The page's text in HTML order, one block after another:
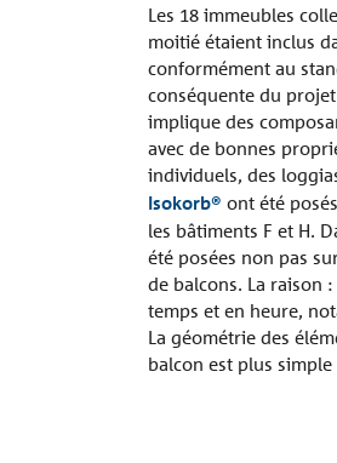
Les 18 immeubles
moitié étaient inclus
conformément au
conséquente du
implique des
avec de bonnes
individuels, des
Isokorb® ont été
les bâtiments F et H.
été posées non pas
de balcons. La raison
temps et en heure,
La géométrie des
balcon est plus simple